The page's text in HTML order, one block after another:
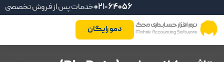
خدمات پس از فروش تخصصی021-64056
دمو رایگان